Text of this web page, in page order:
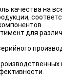
качества на
для